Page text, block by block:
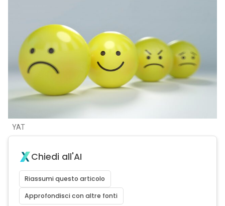
YAT
Chiedi all'AI
Riassumi questo articolo
Approfondisci con altre fonti